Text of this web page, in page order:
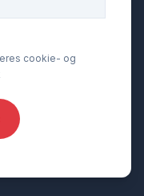
cookie- og